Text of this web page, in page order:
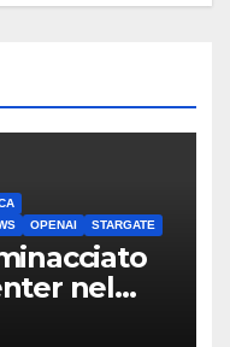
OPENAI STARGATE
nel